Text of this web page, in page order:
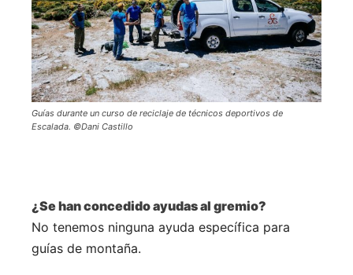
Guías durante un curso de reciclaje de técnicos deportivos de
Escalada. ©Dani Castillo
¿Se han concedido ayudas al gremio?
No tenemos ninguna ayuda específica para
guías de montaña.